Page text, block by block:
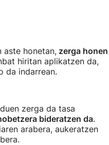
aste honetan,zerga honen
hiritan aplikatzen da,
da indarrean.
zerga da tasa
bideratzen da.
arabera, aukeratzen